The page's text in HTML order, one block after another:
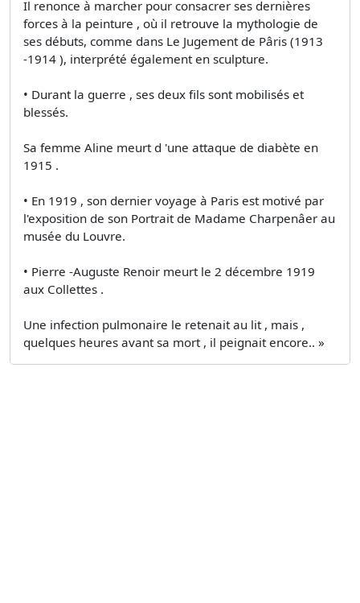
Il renonce à marcher pour consacrer ses dernières
forces à la peinture , où il retrouve la mythologie de
ses débuts, comme dans Le Jugement de Pâris (1913
-1914 ), interprété également en sculpture.
• Durant la guerre , ses deux fils sont mobilisés et
blessés.
Sa femme Aline meurt d 'une attaque de diabète en
1915 .
• En 1919 , son dernier voyage à Paris est motivé par
l'exposition de son Portrait de Madame Charpenâer au
musée du Louvre.
• Pierre -Auguste Renoir meurt le 2 décembre 1919
aux Collettes .
Une infection pulmonaire le retenait au lit , mais ,
quelques heures avant sa mort , il peignait encore.. »